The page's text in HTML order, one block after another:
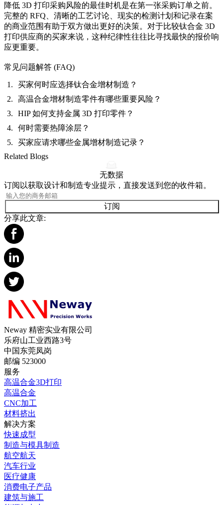
降低 3D 打印采购风险的最佳时机是在第一张采购订单之前。
完整的 RFQ、清晰的工艺讨论、现实的检测计划和记录在案
的商业范围有助于双方做出更好的决策。对于比较钛合金 3D
打印供应商的买家来说，这种纪律性往往比寻找最快的报价响
应更重要。
常见问题解答 (FAQ)
买家何时应选择钛合金增材制造？
高温合金增材制造零件有哪些重要风险？
HIP 如何支持金属 3D 打印零件？
何时需要热障涂层？
买家应请求哪些金属增材制造记录？
Related Blogs
无数据
订阅以获取设计和制造专业提示，直接发送到您的收件箱。
订阅
分享此文章:
Neway 精密实业有限公司
乐府山工业西路3号
中国东莞凤岗
邮编 523000
服务
高温合金3D打印
高温合金
CNC加工
材料挤出
解决方案
快速成型
制造与模具制造
航空航天
汽车行业
医疗健康
消费电子产品
建筑与施工